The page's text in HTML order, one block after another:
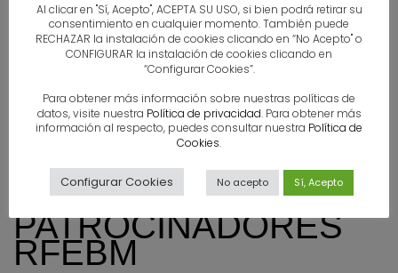
PATROCINADORES
RFEBM
Al clicar en "Sí, Acepto", ACEPTA SU USO, si bien podrá retirar su
consentimiento en cualquier momento. También puede
RECHAZAR la instalación de cookies clicando en “No Acepto" o
CONFIGURAR la instalación de cookies clicando en
“Configurar Cookies”.
Para obtener más información sobre nuestras políticas de
datos, visite nuestra Política de privacidad. Para obtener más
información al respecto, puedes consultar nuestra Política de
Cookies.
Configurar Cookies No acepto Sí, Acepto